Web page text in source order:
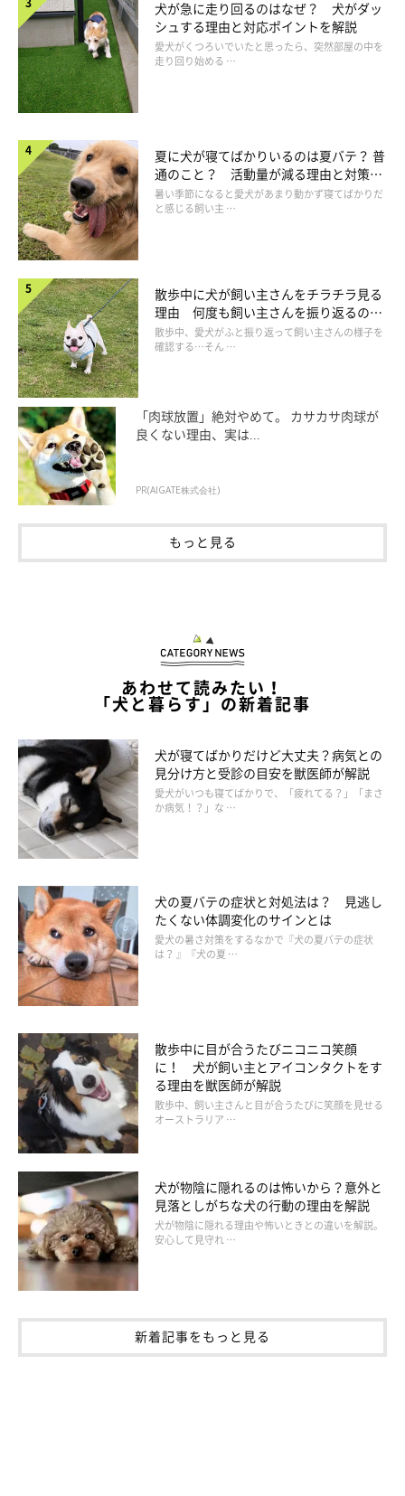
このような状況では、犬が落ち着かず体を震わせることがあると
いわれています。そのため、震えが見られたときは、周囲の環境
や直前の出来事を思い出してみることも大切です。
興奮や嬉しさで震えることもある
いぬのきもち投稿写真ギャラリー
震えは必ずしもネガティブな感情だけが原因とは限りません。犬
によっては、嬉しい気持ちや期待が高まったときにも体が震える
ことがあるとされています。
きなどに見られることがあります。この場合は、尻尾を振る、体
を近づけるなど、楽しそうな様子が一緒に見られることが多いで
しょう。
そのため、震えが見られたときは、犬の全体の様子を合わせて観
察することが大切といわれています。
犬が急に走り回るのはなぜ？ 犬がダッ
シュする理由と対応ポイントを解説
愛犬がくつろいでいたと思ったら、突然部屋の中を
走り回り始める …
夏に犬が寝てばかりいるのは夏バテ？ 普
通のこと？ 活動量が減る理由と対策と
は
暑い季節になると愛犬があまり動かず寝てばかりだ
と感じる飼い主 …
散歩中に犬が飼い主さんをチラチラ見る
理由 何度も飼い主さんを振り返るのは
なぜ？
散歩中、愛犬がふと振り返って飼い主さんの様子を
確認する…そん …
「肉球放置」絶対やめて。 カサカサ肉球が
良くない理由、実は...
PR(AIGATE株式会社)
もっと見る
あわせて読みたい！
「犬と暮らす」の新着記事
犬が寝てばかりだけど大丈夫？病気との
見分け方と受診の目安を獣医師が解説
愛犬がいつも寝てばかりで、「疲れてる？」「まさ
か病気！？」な …
犬の夏バテの症状と対処法は？ 見逃し
たくない体調変化のサインとは
愛犬の暑さ対策をするなかで『犬の夏バテの症状
は？ 』『犬の夏 …
散歩中に目が合うたびニコニコ笑顔
に！ 犬が飼い主とアイコンタクトをす
る理由を獣医師が解説
散歩中、飼い主さんと目が合うたびに笑顔を見せる
オーストラリア …
犬が物陰に隠れるのは怖いから？意外と
見落としがちな犬の行動の理由を解説
犬が物陰に隠れる理由や怖いときとの違いを解説。
安心して見守れ …
新着記事をもっと見る